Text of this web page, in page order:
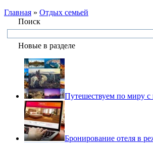
Главная » Отдых семьей
Поиск
Новые в разделе
Путешествуем по миру
Бронирование отеля в